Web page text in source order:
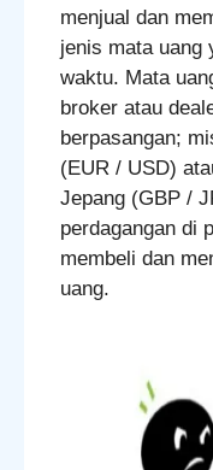
menjual dan
jenis mata uang
waktu. Mata
broker atau
berpasangan;
(EUR / USD)
Jepang (GBP /
perdagangan di
membeli dan
uang.